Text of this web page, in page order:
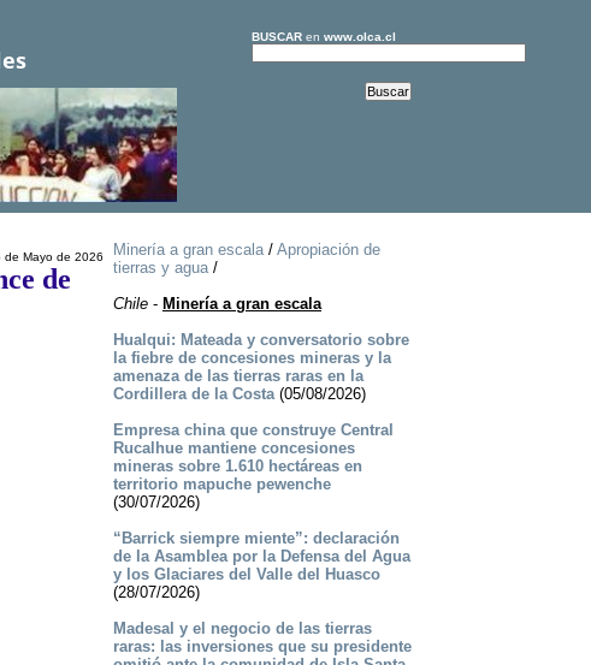
BUSCARen www.olca.cl
de Mayo de 2026
de
Minería a gran escala/ Apropiación de
tierras y agua/
Chile- Minería a gran escala
Hualqui: Mateada y conversatorio sobre
la fiebre de concesiones mineras y la
amenaza de las tierras raras en la
Cordillera de la Costa(05/08/2026)
Empresa china que construye Central
Rucalhue mantiene concesiones
mineras sobre 1.610 hectáreas en
territorio mapuche pewenche
(30/07/2026)
“Barrick siempre miente”: declaración
de la Asamblea por la Defensa del Agua
y los Glaciares del Valle del Huasco
(28/07/2026)
Madesal y el negocio de las tierras
raras: las inversiones que su presidente